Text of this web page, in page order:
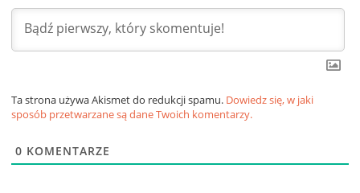
Ta strona używa Akismet do redukcji spamu. Dowiedz się, w jaki
sposób przetwarzane są dane Twoich komentarzy.
0 KOMENTARZE